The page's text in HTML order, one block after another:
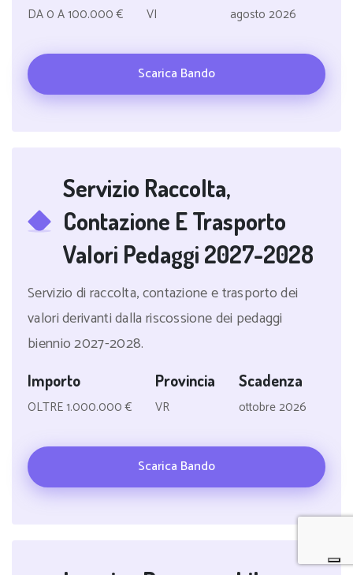
DA 0 A 100.000 € VI agosto 2026
Scarica Bando
Servizio Raccolta,
Contazione E Trasporto
Valori Pedaggi 2027-2028
Servizio di raccolta, contazione e trasporto dei
valori derivanti dalla riscossione dei pedaggi
biennio 2027-2028.
Importo
OLTRE 1.000.000 €
Provincia
VR
Scadenza
ottobre 2026
Scarica Bando